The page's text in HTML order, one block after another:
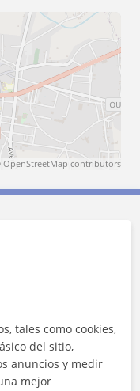
OpenStreetMap contributors
tales como cookies,
del sitio,
anuncios y medir
mejor